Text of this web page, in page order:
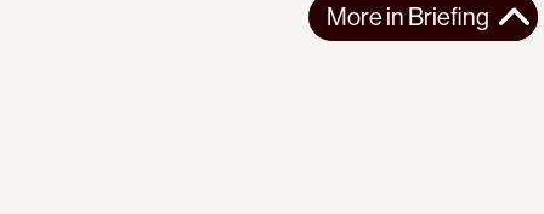
More in Briefing